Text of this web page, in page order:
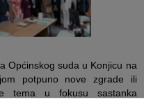
Općinskog suda u Konjicu na
potpuno nove zgrade ili
tema u fokusu sastanka